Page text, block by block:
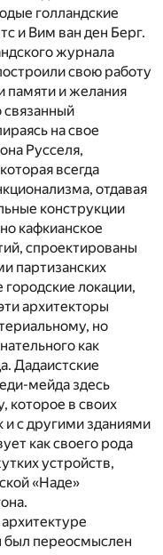
голландские
и Вим ван ден Берг.
журнала
свою работу
памяти и желания
связанный
на свое
Русселя,
всегда
отдавая
конструкции
кафкианское
спроектированы
партизанских
локации,
архитекторы
но
как
Дадаистские
мейда здесь
которое в своих
с другими зданиями
как своего рода
устройств,
«Наде»
был переосмыслен